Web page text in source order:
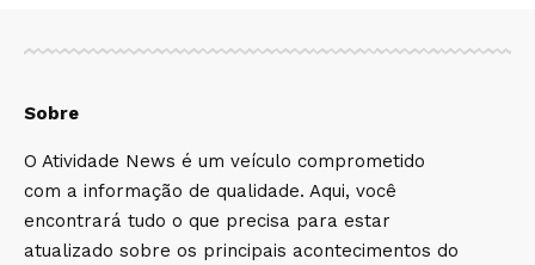
Sobre
O Atividade News é um veículo comprometido
com a informação de qualidade. Aqui, você
encontrará tudo o que precisa para estar
atualizado sobre os principais acontecimentos do